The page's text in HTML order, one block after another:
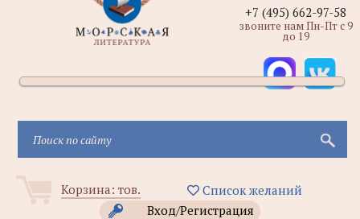
Корзина: тов.
Список желаний
Вход/Регистрация
+7 (495) 662-97-58
звоните нам Пн-Пт с 9
до 19